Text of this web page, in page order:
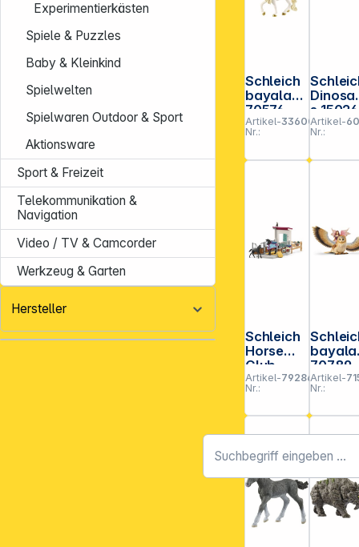
Experimentierkästen
Spiele & Puzzles
Baby & Kleinkind
Spielwelten
Spielwaren Outdoor & Sport
Aktionsware
Sport & Freizeit
Telekommunikation &
Navigation
Video / TV & Camcorder
Werkzeug & Garten
Hersteller
Schleich
bayala
70576
Geflügelt
es
Regenbo
geneinho
Artikel-
Nr.:
336009
s 15026
rus
Artikel-
Nr.:
Schleich
Horse
Club
42611
Pferdebo
x mit
Stute und
Fohlen
Artikel-
Nr.:
792864
bayala
70789
Elfe
Glitzer-
Artikel-
Nr.: